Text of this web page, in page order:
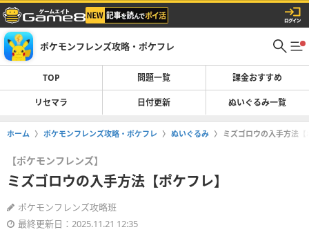
ポケモンフレンズ攻略・ポケフレ
TOP 問題一覧 課金おすすめ
リセマラ 日付更新 ぬいぐるみ一覧
ホーム ポケモンフレンズ攻略・ポケフレ ぬいぐるみ ミズゴロウの入手方法【
【ポケモンフレンズ】
ミズゴロウの入手方法【ポケフレ】
ポケモンフレンズ攻略班
最終更新日：2025.11.21 12:35